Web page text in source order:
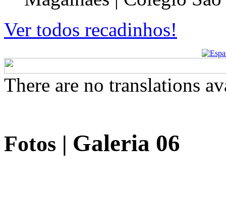
Ver todos recadinhos!
There are no translations
Fotos | Galeria 06